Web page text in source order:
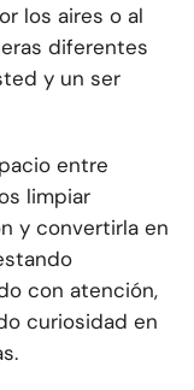
los aires o al
diferentes
y un ser
entre
limpiar
y convertirla en
con atención,
curiosidad en